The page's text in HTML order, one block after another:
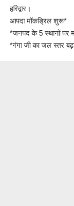
हरिद्वार।
आपदा मॉकड्रिल शुरू*
*जनपद के 5 स्थानों पर
*गंगा जी का जल स्तर